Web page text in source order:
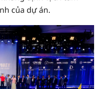
của dự án.